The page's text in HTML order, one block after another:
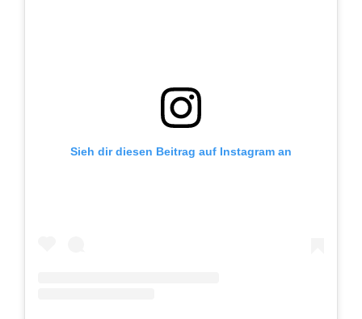
Sieh dir diesen Beitrag auf Instagram an